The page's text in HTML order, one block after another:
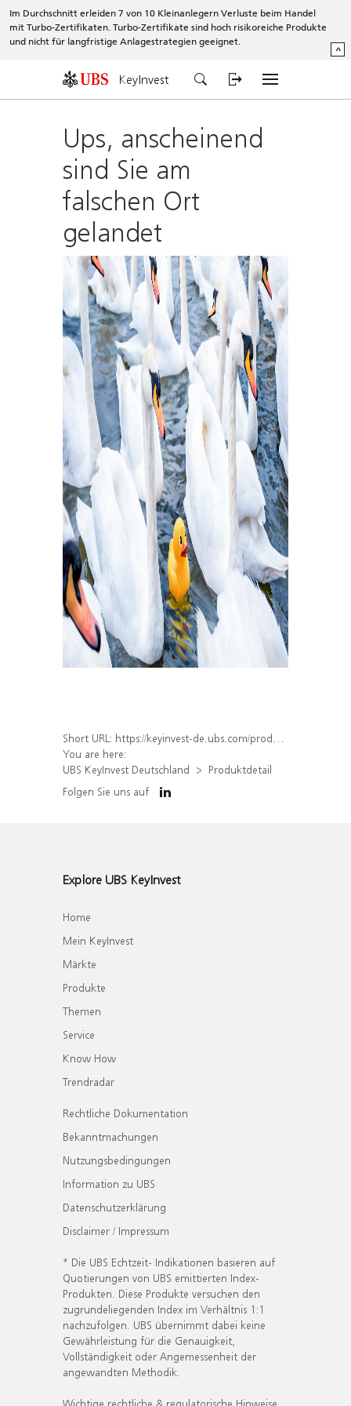
Im Durchschnitt erleiden 7 von 10 Kleinanlegern Verluste beim Handel
mit Turbo-Zertifikaten. Turbo-Zertifikate sind hoch risikoreiche Produkte
und nicht für langfristige Anlagestrategien geeignet.
^
KeyInvest
Ups, anscheinend
sind Sie am
falschen Ort
gelandet
Short URL: https://keyinvest-de.ubs.com/produkt/detail/index/isin/DE000WA6X1T3
You are here:
UBS KeyInvest Deutschland
Produktdetail
Folgen Sie uns auf
Explore UBS KeyInvest
Home
Mein KeyInvest
Märkte
Produkte
Themen
Service
Know How
Trendradar
Rechtliche Dokumentation
Bekanntmachungen
Nutzungsbedingungen
Information zu UBS
Datenschutzerklärung
Disclaimer / Impressum
* Die UBS Echtzeit- Indikationen basieren auf
Quotierungen von UBS emittierten Index-
Produkten. Diese Produkte versuchen den
zugrundeliegenden Index im Verhältnis 1:1
nachzufolgen. UBS übernimmt dabei keine
Gewährleistung für die Genauigkeit,
Vollständigkeit oder Angemessenheit der
angewandten Methodik.